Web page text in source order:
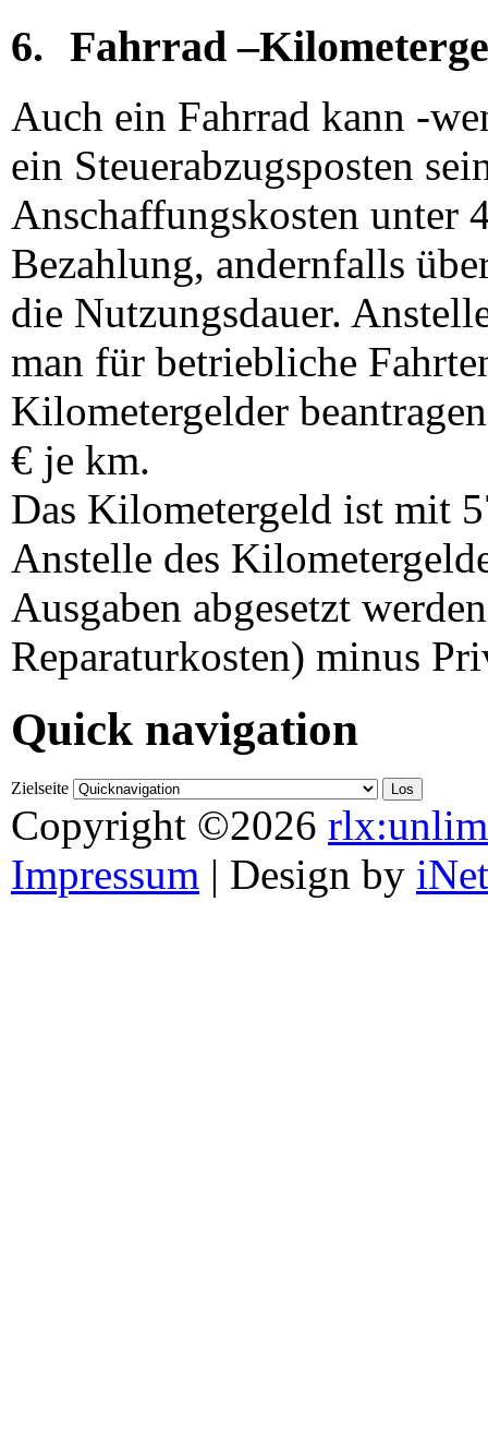
6. Fahrrad
Auch ein Fahrrad kann -
ein Steuerabzugsposten
Anschaffungskosten unter
Bezahlung, andernfalls
die Nutzungsdauer.
man für betriebliche
Kilometergelder
€ je km.
Das Kilometergeld ist mit
Anstelle des
Ausgaben abgesetzt
Reparaturkosten) minus
Quick navigation
Zielseite
Copyright ©2026
Impressum | Design by